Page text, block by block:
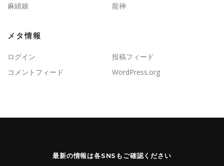
麻績娘
龍神
メタ情報
ログイン
投稿フィード
コメントフィード
WordPress.org
最新の情報は各SNSもご確認ください